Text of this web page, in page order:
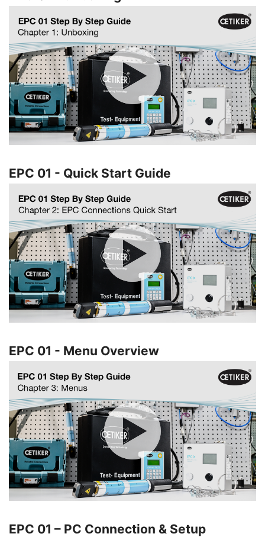
EPC 01 - Quick Start Guide
EPC 01 - Menu Overview
EPC 01 – PC Connection & Setup